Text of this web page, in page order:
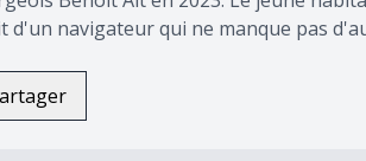
d'un navigateur qui ne manque pas